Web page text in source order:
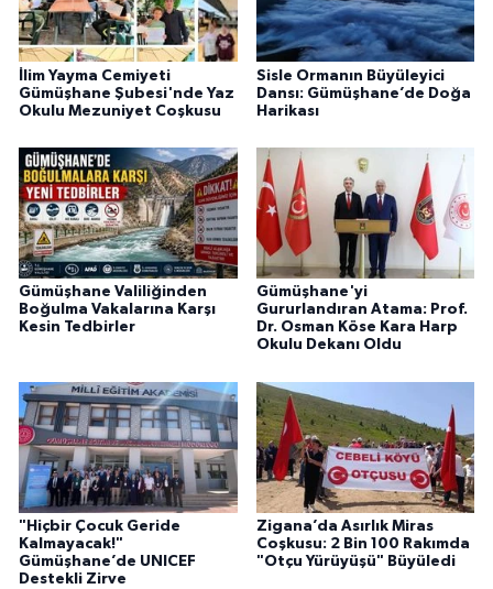
İlim Yayma Cemiyeti
Gümüşhane Şubesi'nde Yaz
Okulu Mezuniyet Coşkusu
Sisle Ormanın Büyüleyici
Dansı: Gümüşhane’de Doğa
Harikası
Gümüşhane Valiliğinden
Boğulma Vakalarına Karşı
Kesin Tedbirler
Gümüşhane'yi
Gururlandıran Atama: Prof.
Dr. Osman Köse Kara Harp
Okulu Dekanı Oldu
"Hiçbir Çocuk Geride
Kalmayacak!"
Gümüşhane’de UNICEF
Destekli Zirve
Zigana’da Asırlık Miras
Coşkusu: 2 Bin 100 Rakımda
"Otçu Yürüyüşü" Büyüledi